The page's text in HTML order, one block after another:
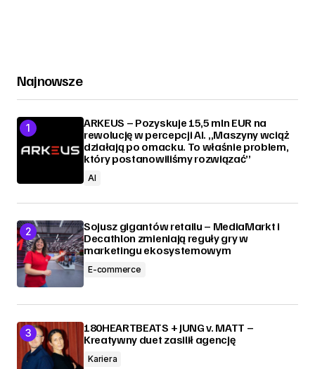
Najnowsze
ARKEUS – Pozyskuje 15,5 mln EUR na
rewolucję w percepcji AI. „Maszyny wciąż
działają po omacku. To właśnie problem,
który postanowiliśmy rozwiązać”
AI
Sojusz gigantów retailu – MediaMarkt i
Decathlon zmieniają reguły gry w
marketingu ekosystemowym
E-commerce
180HEARTBEATS + JUNG v. MATT –
Kreatywny duet zasilił agencję
Kariera